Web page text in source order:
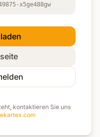
x5ge488gw
kontaktieren Sie uns